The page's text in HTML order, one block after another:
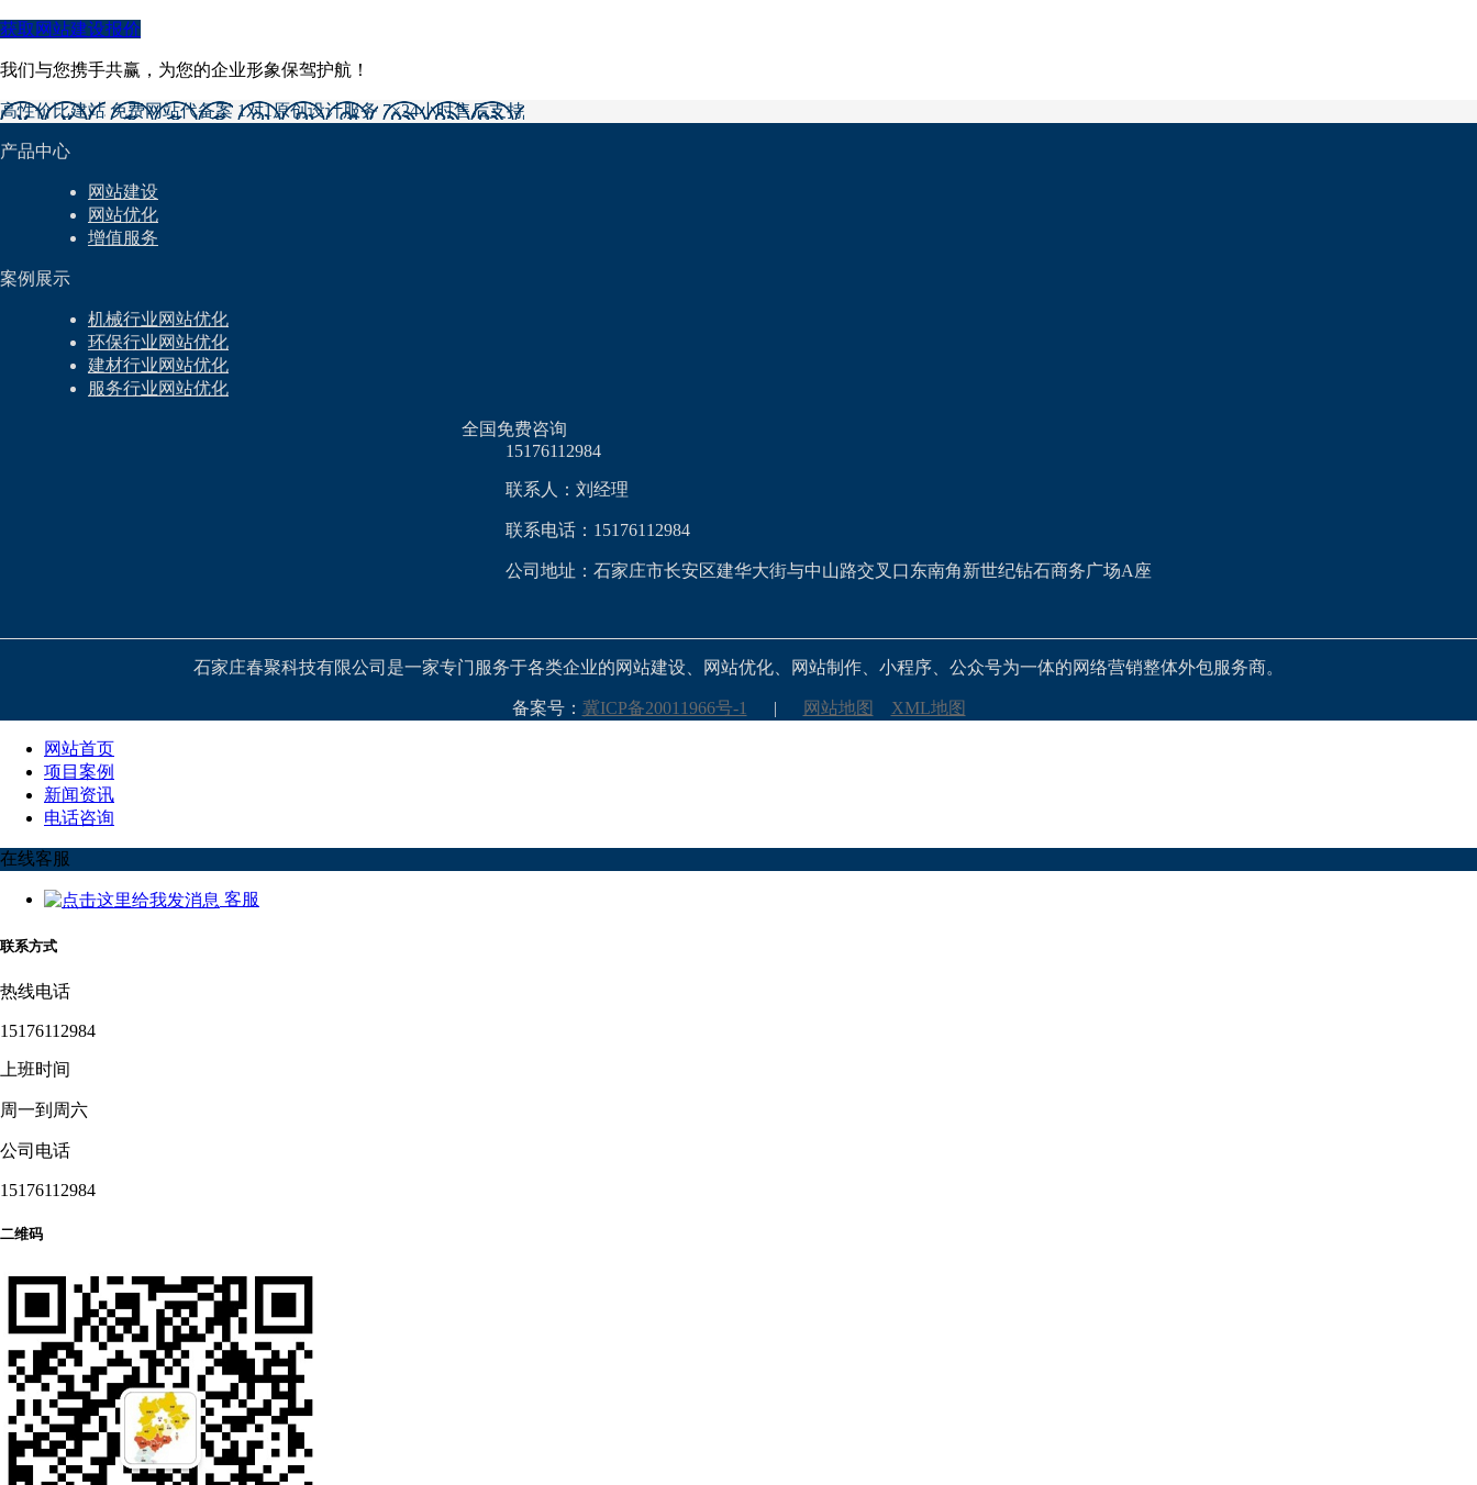
获取网站建设报价
我们与您携手共赢，为您的企业形象保驾护航！
高性价比建站 免费网站代备案 1对1原创设计服务 7×24小时售后支持
产品中心
网站建设
网站优化
增值服务
案例展示
机械行业网站优化
环保行业网站优化
建材行业网站优化
服务行业网站优化
全国免费咨询
15176112984
联系人：刘经理
联系电话：15176112984
公司地址：石家庄市长安区建华大街与中山路交叉口东南角新世纪钻石商务广场A座
石家庄春聚科技有限公司是一家专门服务于各类企业的网站建设、网站优化、网站制作、小程序、公众号为一体的网络营销整体外包服务商。
备案号： 冀ICP备20011966号-1 | 网站地图 XML地图
网站首页
项目案例
新闻资讯
电话咨询
在线客服
客服
联系方式
热线电话
15176112984
上班时间
周一到周六
公司电话
15176112984
二维码